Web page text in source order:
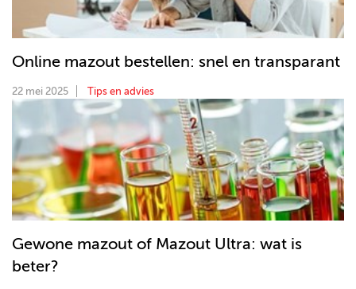
Online mazout bestellen: snel en transparant
22 mei 2025 Tips en advies
Gewone mazout of Mazout Ultra: wat is
beter?